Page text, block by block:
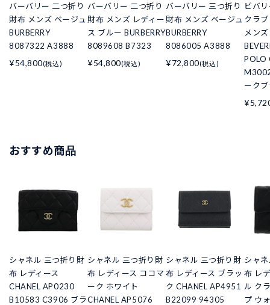
バーバリー 二つ折り
財布 メンズ ベージュ
BURBERRY
8087322 A3888
¥54,800(税込)
バーバリー 二つ折り
財布 メンズ レディー
ス ブルー BURBERRY
8089608 B7323
¥54,800(税込)
バーバリー 三つ折り
財布 メンズ ベージュ
BURBERRY
8086005 A3888
¥72,800(税込)
ビバ
クラ
メン
POLO
ーク
おすすめ商品
シャネル 三つ折り財
布 レディース
CHANEL AP0230
B10583 C3906 ブラ
シャネル 三つ折り財
布 レディース ココマ
ーク ホワイト
CHANEL AP5076
シャネル 三つ折り財
布 レディース ブラッ
ク CHANEL AP4951
B22099 94305
シャ
布 レ
ル ク
プ ウ